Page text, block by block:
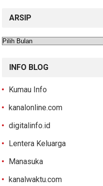
ARSIP
Arsip
INFO BLOG
Kumau Info
kanalonline.com
digitalinfo.id
Lentera Keluarga
Manasuka
kanalwaktu.com